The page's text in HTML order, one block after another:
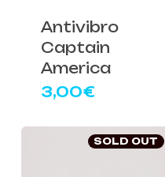
Antivibro
Captain
America
3,00€
SOLD OUT